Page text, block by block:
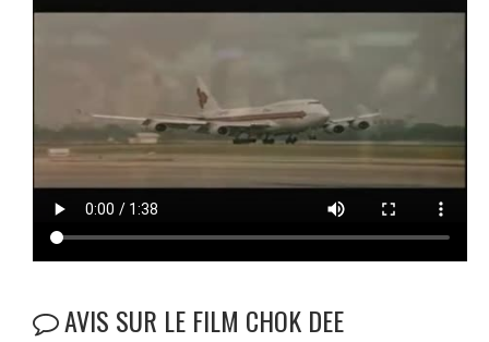
AVIS SUR LE FILM CHOK DEE